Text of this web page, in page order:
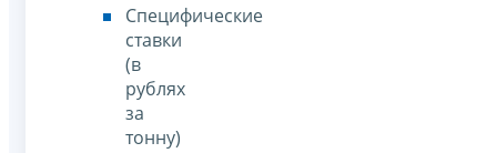
Специфические
ставки
(в
рублях
за
тонну)